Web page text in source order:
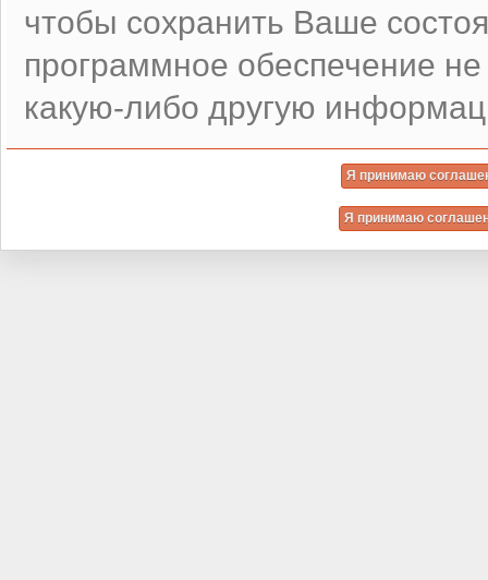
чтобы сохранить Ваше
программное обеспечение
какую-либо другую